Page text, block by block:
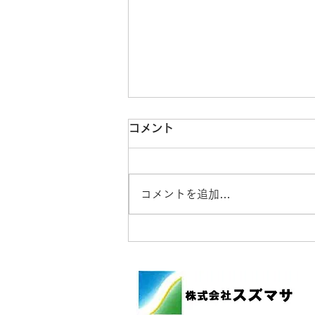
渋谷町事務所の花壇にひまわ
コメント
コメントを追加…